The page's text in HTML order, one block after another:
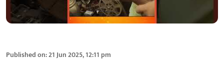
Published on:21 Jun 2025, 12:11 pm